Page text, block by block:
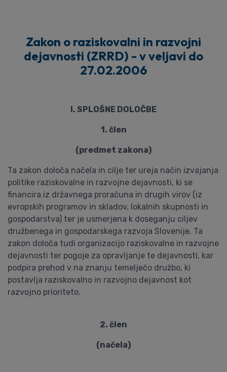
Zakon o raziskovalni in razvojni
dejavnosti (ZRRD) - v veljavi do
27.02.2006
I. SPLOŠNE DOLOČBE
1. člen
(predmet zakona)
Ta zakon določa načela in cilje ter ureja način izvajanja
politike raziskovalne in razvojne dejavnosti, ki se
financira iz državnega proračuna in drugih virov (iz
evropskih programov in skladov, lokalnih skupnosti in
gospodarstva) ter je usmerjena k doseganju ciljev
družbenega in gospodarskega razvoja Slovenije. Ta
zakon določa tudi organizacijo raziskovalne in razvojne
dejavnosti ter pogoje za opravljanje te dejavnosti, kar
podpira prehod v na znanju temelječo družbo, ki
postavlja raziskovalno in razvojno dejavnost kot
razvojno prioriteto.
2. člen
(načela)